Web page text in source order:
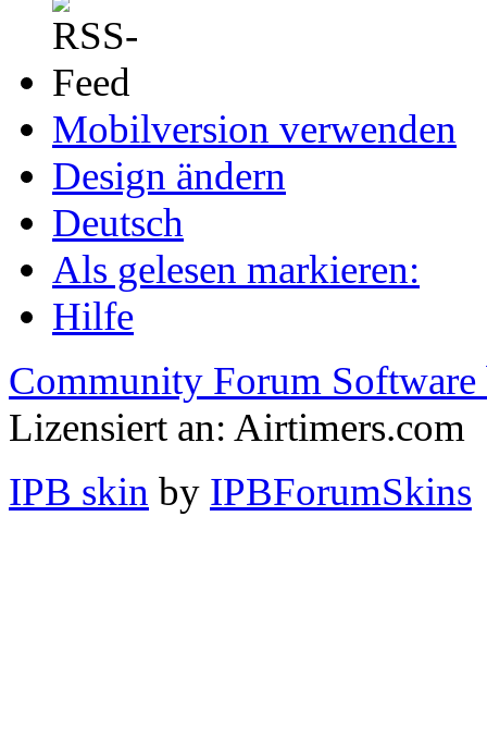
Mobilversion verwenden
Design ändern
Deutsch
Als gelesen markieren:
Hilfe
Community Forum Software
Lizensiert an: Airtimers.com
IPB skin by IPBForumSkins